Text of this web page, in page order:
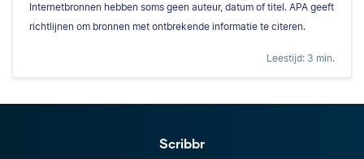
Internetbronnen hebben soms geen auteur, datum of titel. APA geeft
richtlijnen om bronnen met ontbrekende informatie te citeren.
Leestijd: 3 min.
Scribbr